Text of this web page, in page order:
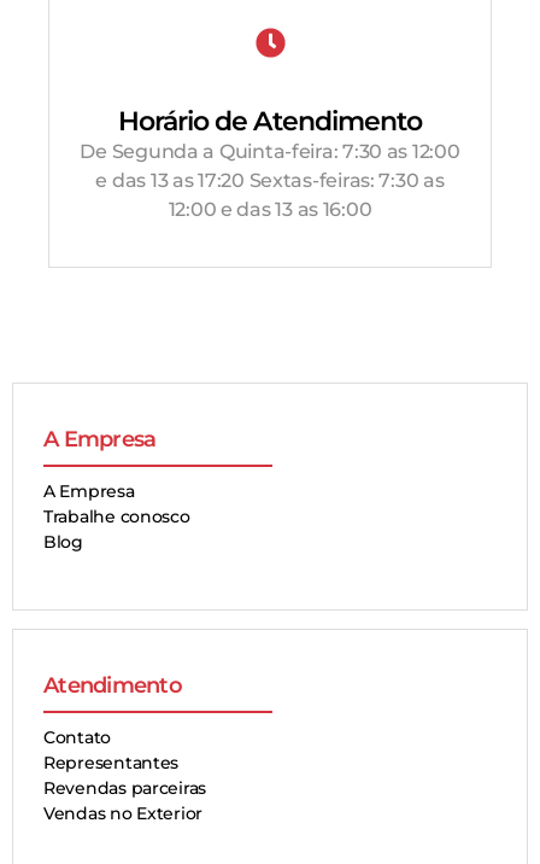
Horário de Atendimento
De Segunda a Quinta-feira: 7:30 as 12:00
e das 13 as 17:20 Sextas-feiras: 7:30 as
12:00 e das 13 as 16:00
A Empresa
A Empresa
Trabalhe conosco
Blog
Atendimento
Contato
Representantes
Revendas parceiras
Vendas no Exterior